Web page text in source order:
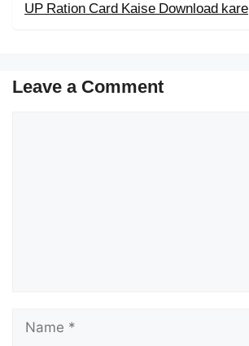
UP Ration Card Kaise Download kare
Leave a Comment
Name